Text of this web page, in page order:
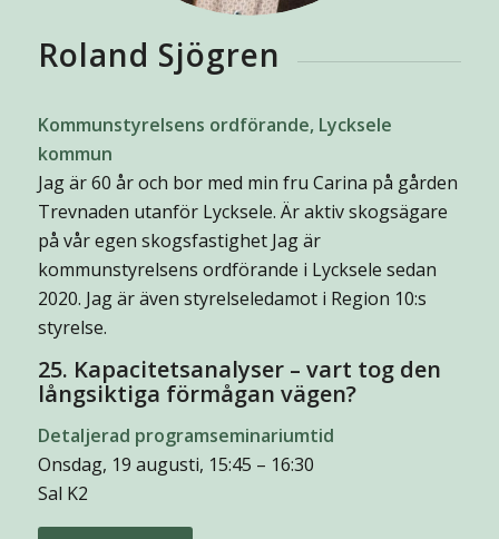
Roland Sjögren
Kommunstyrelsens ordförande, Lycksele
kommun
Jag är 60 år och bor med min fru Carina på gården
Trevnaden utanför Lycksele. Är aktiv skogsägare
på vår egen skogsfastighet Jag är
kommunstyrelsens ordförande i Lycksele sedan
2020. Jag är även styrelseledamot i Region 10:s
styrelse.
25. Kapacitetsanalyser – vart tog den
långsiktiga förmågan vägen?
Detaljerad programseminariumtid
Onsdag, 19 augusti, 15:45 – 16:30
Sal K2